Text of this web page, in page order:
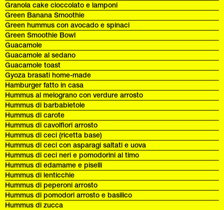
Granola cake cioccolato e lamponi
Green Banana Smoothie
Green hummus con avocado e spinaci
Green Smoothie Bowl
Guacamole
Guacamole al sedano
Guacamole toast
Gyoza brasati home-made
Hamburger fatto in casa
Hummus al melograno con verdure arrosto
Hummus di barbabietole
Hummus di carote
Hummus di cavolfiori arrosto
Hummus di ceci (ricetta base)
Hummus di ceci con asparagi saltati e uova
Hummus di ceci neri e pomodorini al timo
Hummus di edamame e piselli
Hummus di lenticchie
Hummus di peperoni arrosto
Hummus di pomodori arrosto e basilico
Hummus di zucca